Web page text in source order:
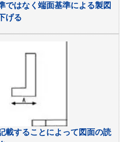
ではなく端面基準による製図
げる
載することによって図面の読